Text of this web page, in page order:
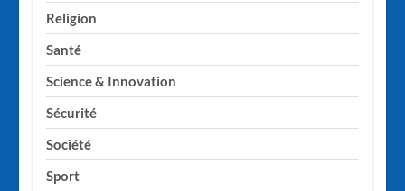
Religion
Santé
Science & Innovation
Sécurité
Société
Sport